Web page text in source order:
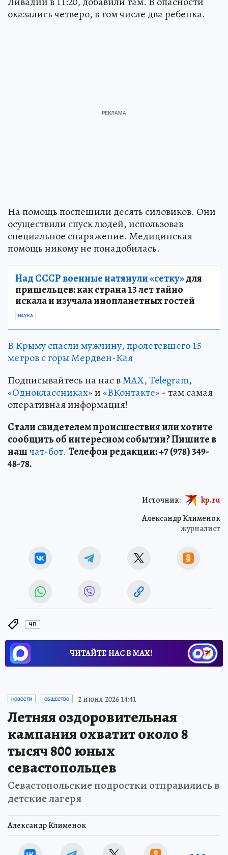
оказались четверо, в том числе два ребенка.
На помощь поспешили десять силовиков. Они
осуществили спуск людей, использовав
специальное снаряжение. Медицинская
помощь никому не понадобилась.
Над СССР военные натянули «сетку»для
пришельцев: как страна 13 лет тайно
искала и изучала инопланетных гостей
НАУКА
В Крыму спасли мужчину, пролетевшего 15
метров с горы Мердвен-Кая
Подписывайтесь на нас вMAX,Telegram,
«Одноклассниках»и«ВКонтакте» - там самая
оперативная информация!
Стали свидетелем происшествия или хотите
сообщить об интересном событии? Пишите в
нашчат-бот. Телефон редакции: +7 (978) 349-
48-78.
Александр Клименок
журналист
Источник: kp.ru
ЧП
ЧИТАЙТЕ НАС В МАХ!
НОВОСТИ ОБЩЕСТВО 2 июня 2026 14:41
Летняя оздоровительная
кампания охватит около 8
тысяч 800 юных
севастопольцев
Севастопольские подростки отправились в
детские лагеря
Александр Клименок